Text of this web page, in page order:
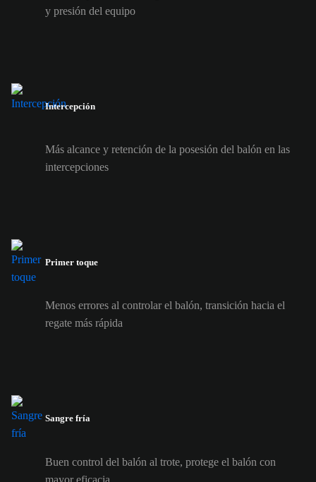
y presión del equipo
Intercepción
Más alcance y retención de la posesión del balón en las
intercepciones
Primer toque
Menos errores al controlar el balón, transición hacia el
regate más rápida
Sangre fría
Buen control del balón al trote, protege el balón con
mayor eficacia